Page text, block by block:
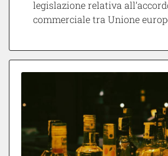
legislazione relativa
commerciale tra Unione